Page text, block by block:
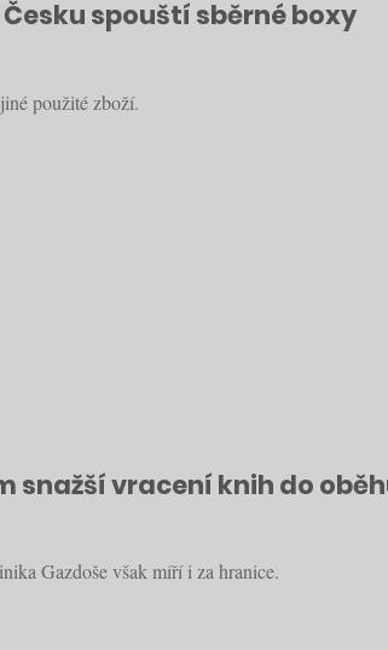
spouští sběrné boxy
použité zboží.
snažší vracení knih do
Gazdoše však míří i za hranice.